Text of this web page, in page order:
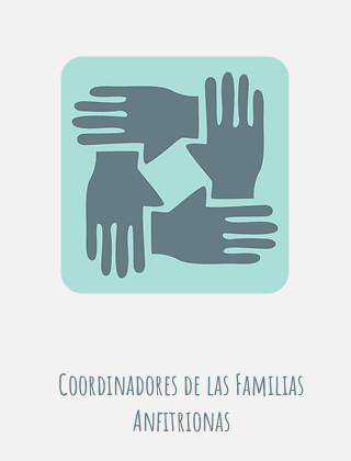
Coordinadores de las Familias
Anfitrionas